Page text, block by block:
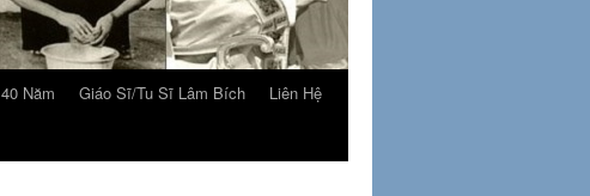
Năm Giáo Sĩ/Tu Sĩ Lâm Bích
Liên Hệ